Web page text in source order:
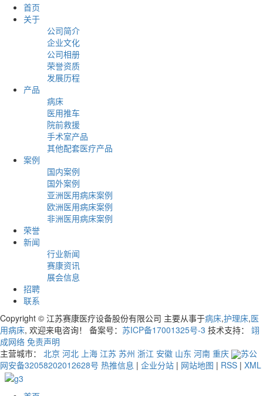
首页
关于
公司简介
企业文化
公司相册
荣誉资质
发展历程
产品
病床
医用推车
院前救援
手术室产品
其他配套医疗产品
案例
国内案例
国外案例
亚洲医用病床案例
欧洲医用病床案例
非洲医用病床案例
荣誉
新闻
行业新闻
赛康资讯
展会信息
招聘
联系
Copyright © 江苏赛康医疗设备股份有限公司 主要从事于病床,护理床,医
用病床, 欢迎来电咨询！ 备案号： 苏ICP备17001325号-3 技术支持： 翊
成网络 免责声明
主营城市： 北京 河北 上海 江苏 苏州 浙江 安徽 山东 河南 重庆
苏公
网安备32058202012628号 热推信息 | 企业分站 | 网站地图 | RSS | XML